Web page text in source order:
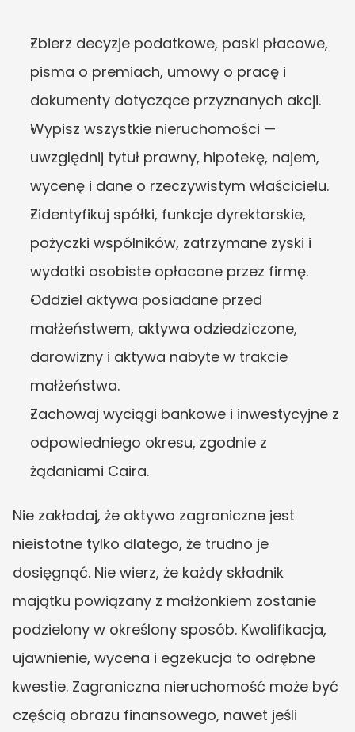
Zbierz decyzje podatkowe, paski płacowe,
pisma o premiach, umowy o pracę i
dokumenty dotyczące przyznanych akcji.
Wypisz wszystkie nieruchomości —
uwzględnij tytuł prawny, hipotekę, najem,
wycenę i dane o rzeczywistym właścicielu.
Zidentyfikuj spółki, funkcje dyrektorskie,
pożyczki wspólników, zatrzymane zyski i
wydatki osobiste opłacane przez firmę.
Oddziel aktywa posiadane przed
małżeństwem, aktywa odziedziczone,
darowizny i aktywa nabyte w trakcie
małżeństwa.
Zachowaj wyciągi bankowe i inwestycyjne z
odpowiedniego okresu, zgodnie z
żądaniami Caira.
Nie zakładaj, że aktywo zagraniczne jest
nieistotne tylko dlatego, że trudno je
dosięgnąć. Nie wierz, że każdy składnik
majątku powiązany z małżonkiem zostanie
podzielony w określony sposób. Kwalifikacja,
ujawnienie, wycena i egzekucja to odrębne
kwestie. Zagraniczna nieruchomość może być
częścią obrazu finansowego, nawet jeśli